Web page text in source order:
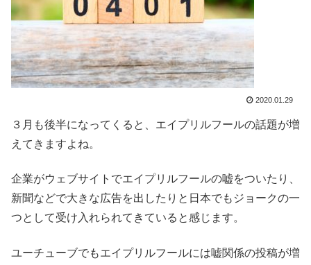
2020.01.29
３月も後半になってくると、エイプリルフールの話題が増
えてきますよね。
企業がウェブサイトでエイプリルフールの嘘をついたり、
新聞などで大きな広告を出したりと日本でもジョークの一
つとして受け入れられてきていると感じます。
ユーチューブでもエイプリルフールには嘘関係の投稿が増